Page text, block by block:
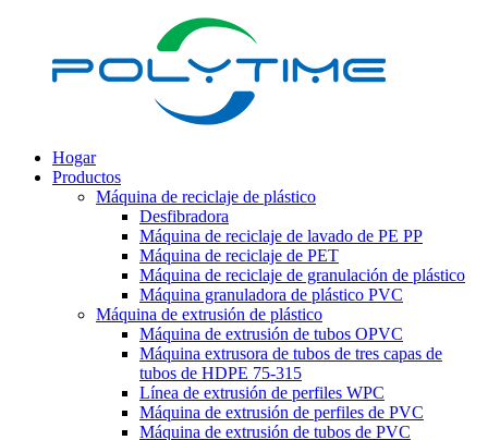
Hogar
Productos
Máquina de reciclaje de plástico
Desfibradora
Máquina de reciclaje de lavado de PE PP
Máquina de reciclaje de PET
Máquina de reciclaje de granulación de plástico
Máquina granuladora de plástico PVC
Máquina de extrusión de plástico
Máquina de extrusión de tubos OPVC
Máquina extrusora de tubos de tres capas de
tubos de HDPE 75-315
Línea de extrusión de perfiles WPC
Máquina de extrusión de perfiles de PVC
Máquina de extrusión de tubos de PVC